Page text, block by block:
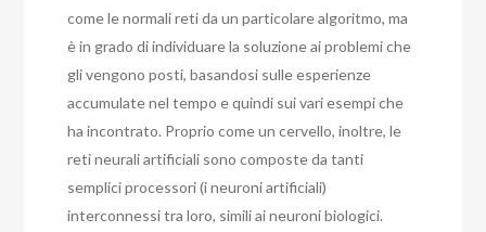
come le normali reti da un particolare algoritmo, ma
è in grado di individuare la soluzione ai problemi che
gli vengono posti, basandosi sulle esperienze
accumulate nel tempo e quindi sui vari esempi che
ha incontrato. Proprio come un cervello, inoltre, le
reti neurali artificiali sono composte da tanti
semplici processori (i neuroni artificiali)
interconnessi tra loro, simili ai neuroni biologici.